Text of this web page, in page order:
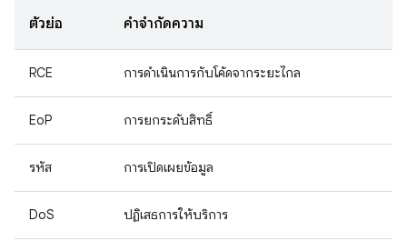
ตัวย่อ คำจำกัดความ
RCE การดำเนินการกับโค้ดจากระยะไกล
EoP การยกระดับสิทธิ์
รหัส การเปิดเผยข้อมูล
DoS ปฏิเสธการให้บริการ